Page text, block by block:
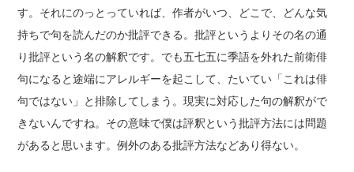
す。それにのっとっていれば、作者がいつ、どこで、どんな気
持ちで句を読んだのか批評できる。批評というよりその名の通
り批評という名の解釈です。でも五七五に季語を外れた前衛俳
句になると途端にアレルギーを起こして、たいてい「これは俳
句ではない」と排除してしまう。現実に対応した句の解釈がで
きないんですね。その意味で僕は評釈という批評方法には問題
があると思います。例外のある批評方法などあり得ない。